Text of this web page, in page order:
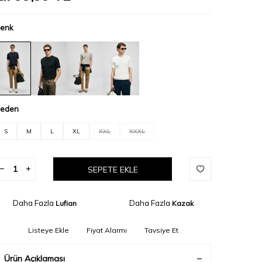
S M L XL XXL XXXL
SEPETE EKLE
Daha Fazla Lufian Daha Fazla Kazak
Listeye Ekle Fiyat Alarmı Tavsiye Et
Ürün Açıklaması